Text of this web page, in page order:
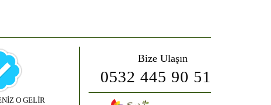
O GELİR
Bize Ulaşın
0532 445 90 51